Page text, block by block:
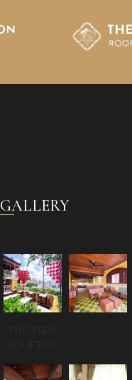
GALLERY